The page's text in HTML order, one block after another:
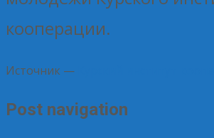
кооперации.
Источник —
Post navigation